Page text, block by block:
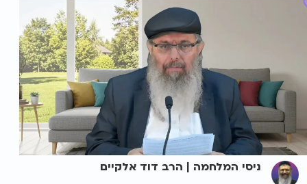
ניסי המלחמה | הרב דוד אלקיים